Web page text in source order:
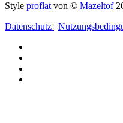
Style proflat von © Mazeltof
Datenschutz |